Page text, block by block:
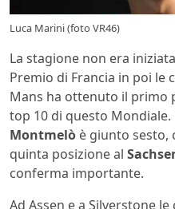
Luca Marini (foto VR46)
La stagione non era
Premio di Francia in poi le
Mans ha ottenuto il primo
top 10 di questo Mondiale.
Montmelò è giunto sesto,
quinta posizione al
conferma importante.
Ad Assen e a Silverstone